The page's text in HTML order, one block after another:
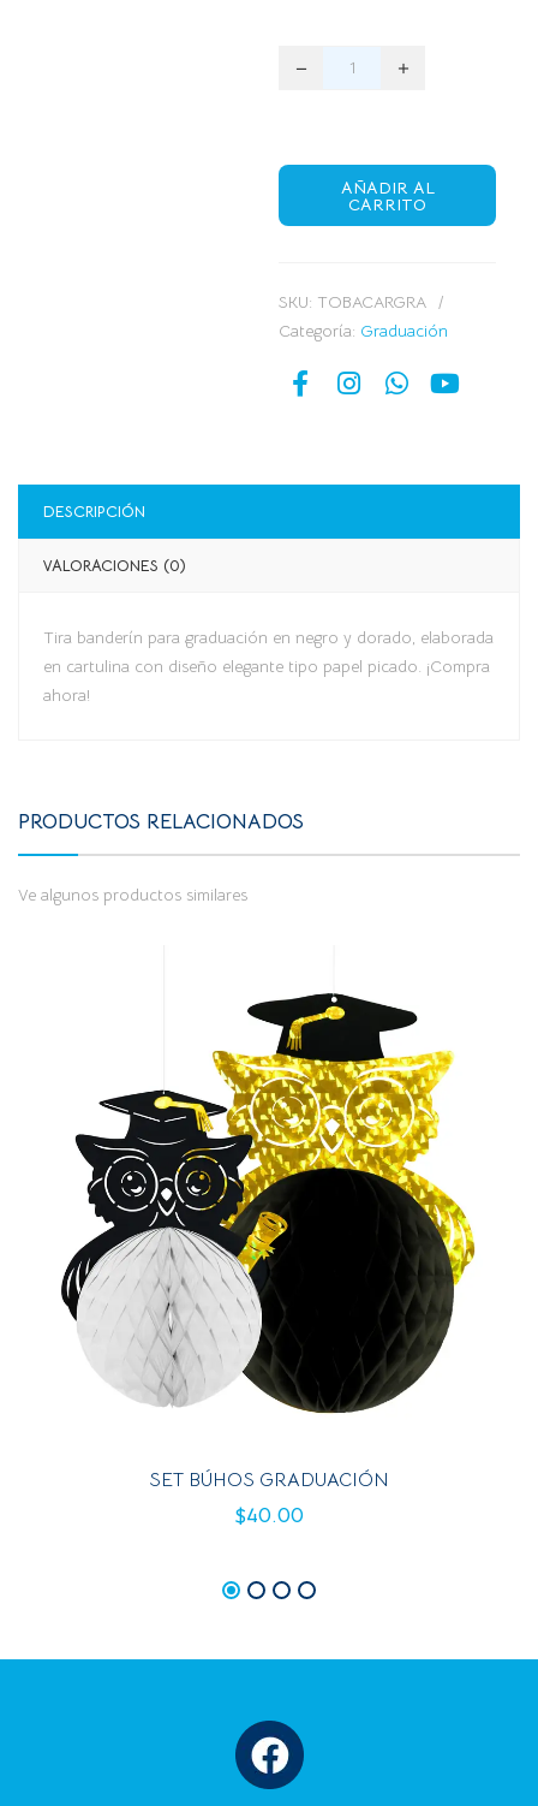
AÑADIR AL
CARRITO
SKU: TOBACARGRA
Categoría: Graduación
DESCRIPCIÓN
VALORACIONES (0)
Tira banderín para graduación en negro y dorado, elaborada
en cartulina con diseño elegante tipo papel picado. ¡Compra
ahora!
PRODUCTOS RELACIONADOS
Ve algunos productos similares
SET BÚHOS GRADUACIÓN
$40.00